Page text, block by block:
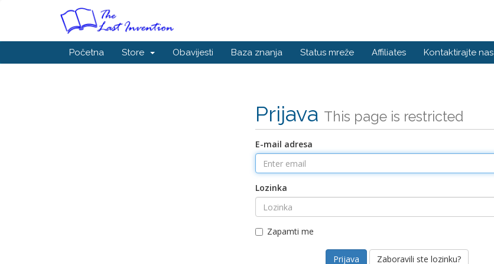
Početna Store Obavijesti Baza znanja Status mreže Affiliates Kontaktirajte nas
Prijava This page is restricted
E-mail adresa
Lozinka
Zapamti me
Zaboravili ste lozinku?